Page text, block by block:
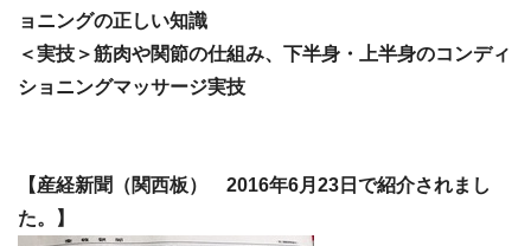
ョニングの正しい知識
＜実技＞筋肉や関節の仕組み、下半身・上半身のコンディ
ショニングマッサージ実技
【産経新聞（関西板） 2016年6月23日で紹介されまし
た。】